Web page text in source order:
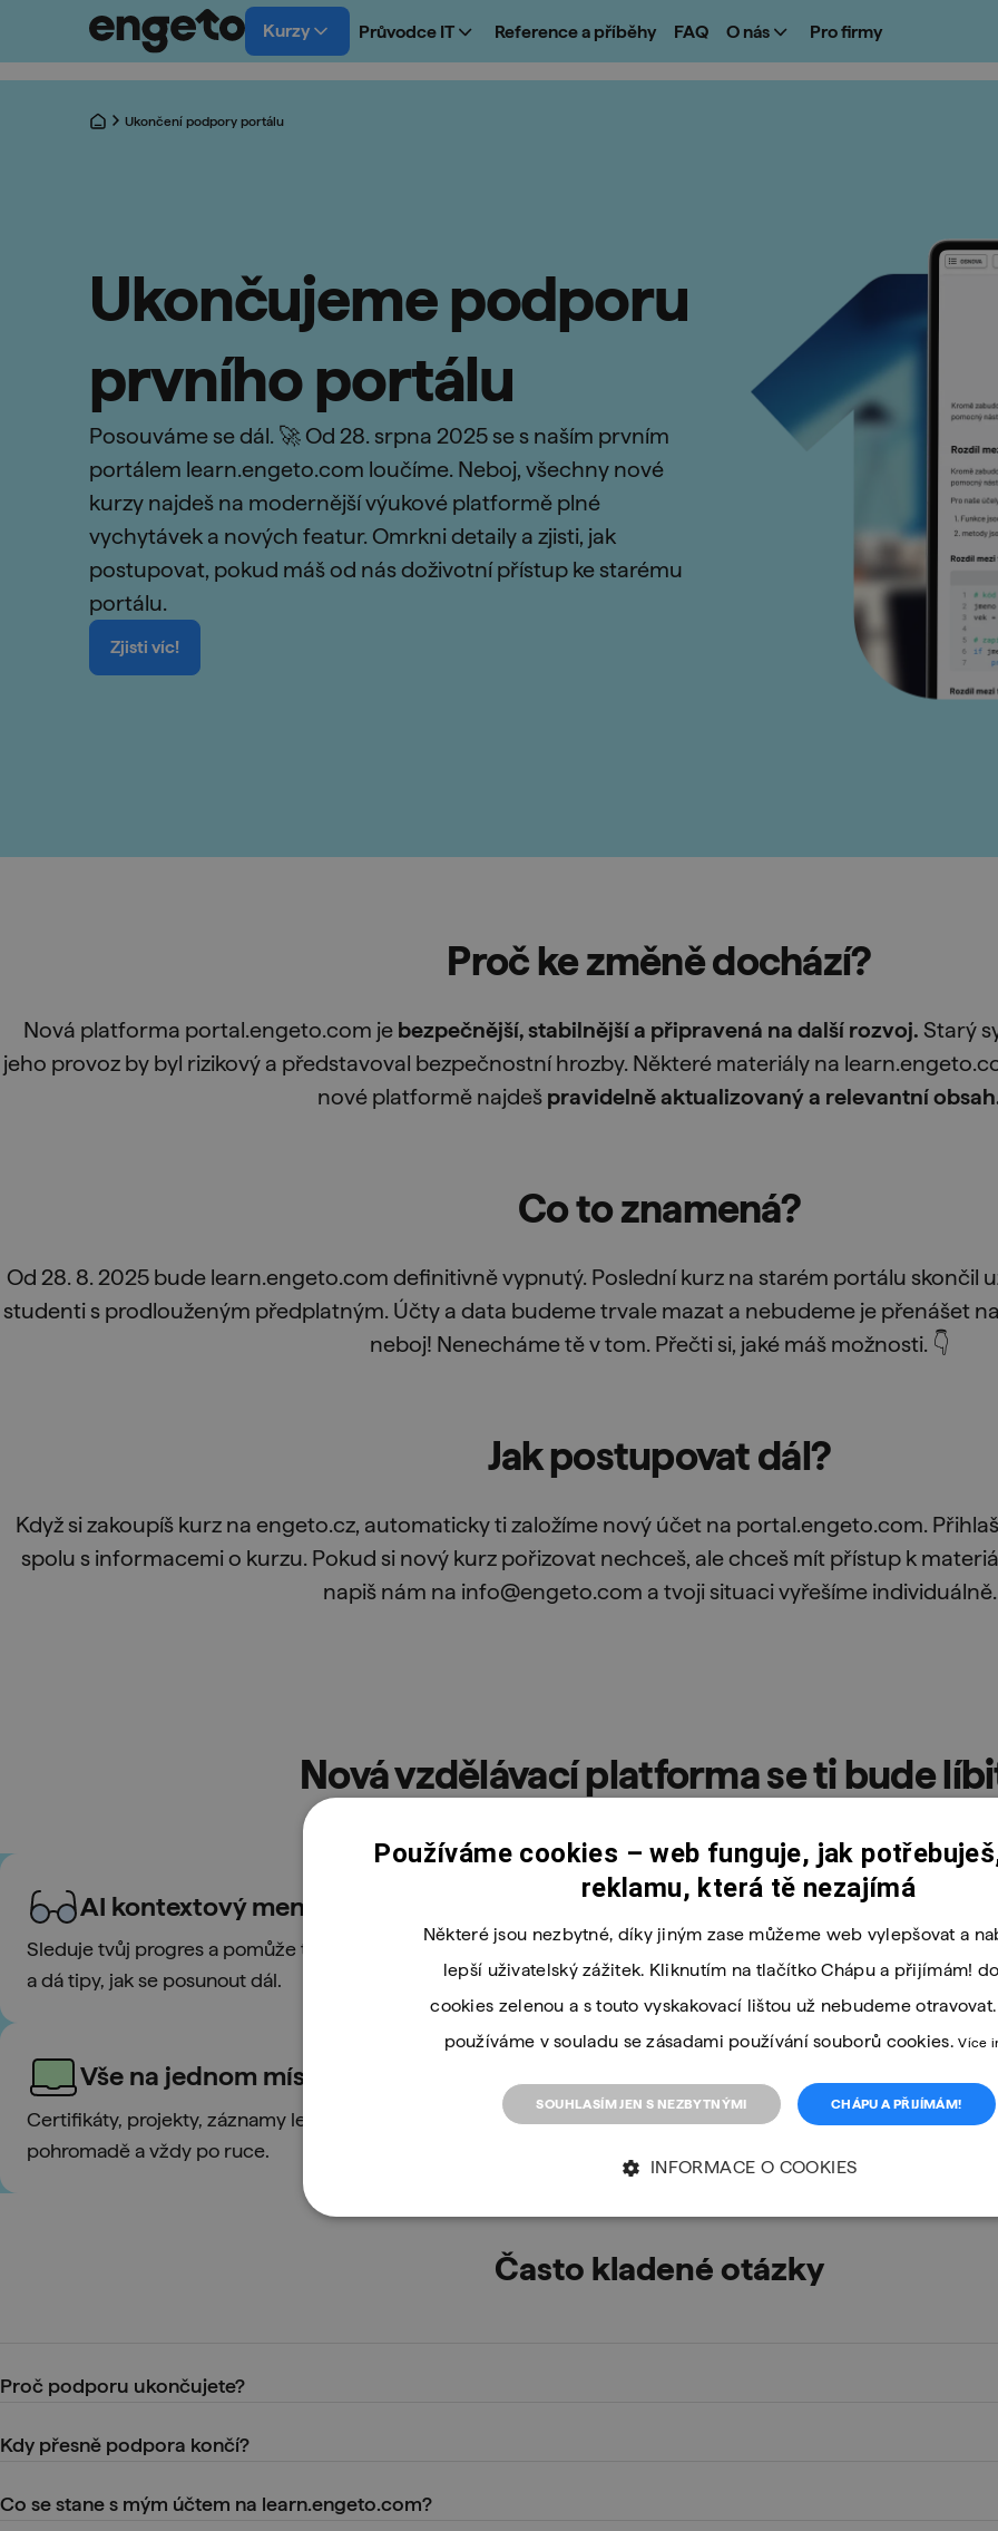
Kurzy Průvodce IT Reference a příběhy FAQ O nás Pro firmy
Ukončení podpory portálu
Ukončujeme podporu
prvního portálu
Posouváme se dál. 🚀 Od 28. srpna 2025 se s naším prvním
portálem learn.engeto.com loučíme. Neboj, všechny nové
kurzy najdeš na modernější výukové platformě plné
vychytávek a nových featur. Omrkni detaily a zjisti, jak
postupovat, pokud máš od nás doživotní přístup ke starému
portálu.
Zjisti víc!
Proč ke změně dochází?
Nová platforma portal.engeto.com je bezpečnější, stabilnější a připravená na další rozvoj. Starý
jeho provoz by byl rizikový a představoval bezpečnostní hrozby. Některé materiály na
nové platformě najdeš pravidelně aktualizovaný a relevantní
Co to znamená?
Od 28. 8. 2025 bude learn.engeto.com definitivně vypnutý. Poslední kurz na starém portálu skončil
studenti s prodlouženým předplatným. Účty a data budeme trvale mazat a nebudeme je přenášet
neboj! Nenecháme tě v tom. Přečti si, jaké máš možnosti. 👇
Jak postupovat dál?
Když si zakoupíš kurz na engeto.cz, automaticky ti založíme nový účet na portal.engeto.com.
spolu s informacemi o kurzu. Pokud si nový kurz pořizovat nechceš, ale chceš mít přístup k
napiš nám na info@engeto.com a tvoji situaci vyřešíme individuálně.
Nová vzdělávací platforma se ti bude
AI kontextový mentor
Sleduje tvůj progres a pomůže ti 24/7 – vysvětlí kód, navrhne řešení
a dá tipy, jak se posunout dál.
Interaktivní cvičení s
Učení probíhá formou praktických
v prostředí portálu.
Vše na jednom místě
Certifikáty, projekty, záznamy lekcí i materiály máš přehledně
pohromadě a vždy po ruce.
Metodika od
Výuka je navržená tak, aby učení
Často kladené otázky
Proč podporu ukončujete?
starého portálu by nás už bohužel limitovaly.
Kdy přesně podpora končí?
Co se stane s mým účtem na learn.engeto.com?
Používáme cookies – web funguje, jak
reklamu, která tě nezajímá
Některé jsou nezbytné, díky jiným zase můžeme web vylepšovat a
lepší uživatelský zážitek. Kliknutím na tlačítko Chápu a přijímám!
cookies zelenou a s touto vyskakovací lištou už nebudeme
používáme v souladu se zásadami používání souborů cookies.Více
CHÁPU A PŘIJÍMÁM!
SOUHLASÍM JEN S NEZBYTNÝMI
INFORMACE O COOKIES